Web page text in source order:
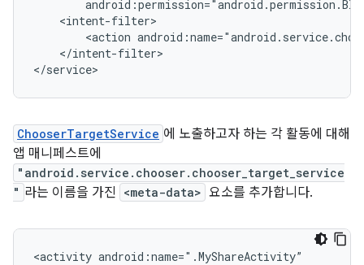
<action
</intent-filter>
</service>
ChooserTargetService 에 노출하고자 하는 각 활동에 대해
앱 매니페스트에
"android.service.chooser.chooser_target_service
" 라는 이름을 가진 <meta-data> 요소를 추가합니다.
<activity